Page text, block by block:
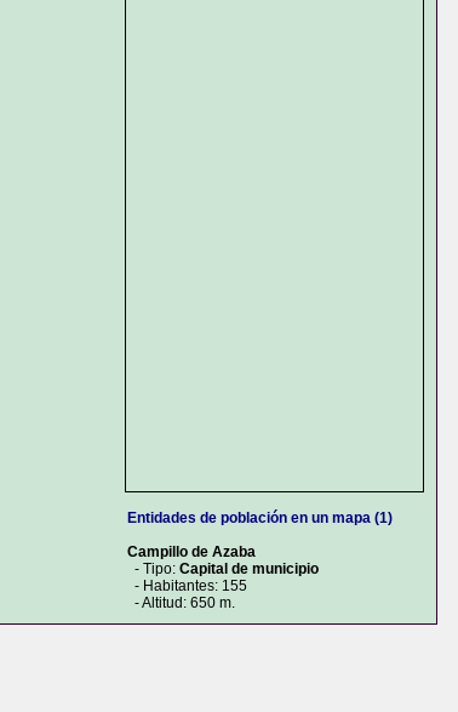
Entidades de población en un mapa (1)
Campillo de Azaba
- Tipo: Capital de municipio
- Habitantes: 155
- Altitud: 650 m.